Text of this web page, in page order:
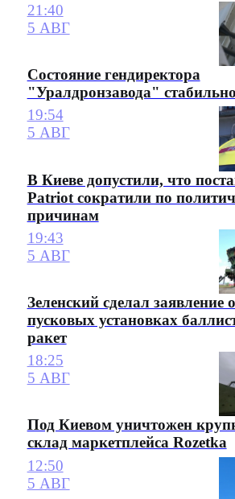
21:40
5 АВГ
Состояние гендиректора
"Уралдронзавода" стабильно
19:54
5 АВГ
В Киеве допустили, что
Patriot сократили по
причинам
19:43
5 АВГ
Зеленский сделал заявление о
пусковых установках
ракет
18:25
5 АВГ
Под Киевом уничтожен
склад маркетплейса Rozetka
12:50
5 АВГ